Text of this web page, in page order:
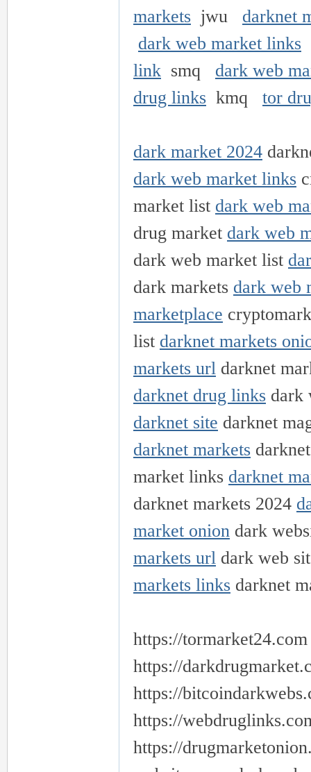
markets jwu darknet
dark web market links
link smq dark web
drug links kmq tor
dark market 2024
dark web market links
market list dark web
drug market dark web
dark web market list
dark markets dark web
marketplace
list darknet markets
markets url darknet
darknet drug links dark
darknet site darknet
darknet markets
market links darknet
darknet markets 2024
market onion dark
markets url dark web
markets links darknet
https://
https://
https://
https://
https://